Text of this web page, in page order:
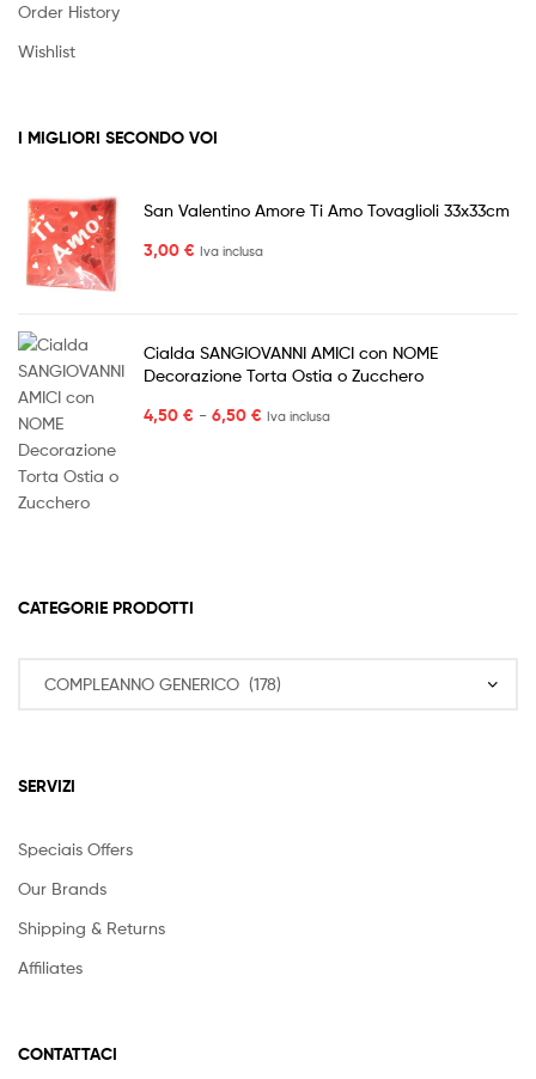
Order History
Wishlist
I MIGLIORI SECONDO VOI
San Valentino Amore Ti Amo Tovaglioli 33x33cm
3,00 € Iva inclusa
Cialda SANGIOVANNI AMICI con NOME
Decorazione Torta Ostia o Zucchero
4,50 € - 6,50 € Fascia
Iva inclusa
CATEGORIE PRODOTTI
SERVIZI
Speciais Offers
Our Brands
Shipping & Returns
Affiliates
CONTATTACI